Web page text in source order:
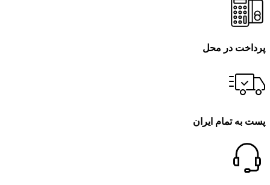
پرداخت در محل
پست به تمام ایران